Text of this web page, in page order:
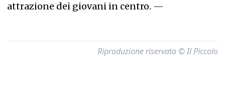
attrazione dei giovani in centro. —
Riproduzione riservata © Il Piccolo